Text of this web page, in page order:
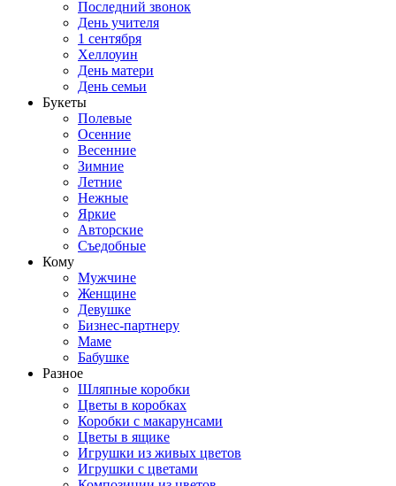
Последний звонок
День учителя
1 сентября
Хеллоуин
День матери
День семьи
Букеты
Полевые
Осенние
Весенние
Зимние
Летние
Нежные
Яркие
Авторские
Съедобные
Кому
Мужчине
Женщине
Девушке
Бизнес-партнеру
Маме
Бабушке
Разное
Шляпные коробки
Цветы в коробках
Коробки с макарунсами
Цветы в ящике
Игрушки из живых цветов
Игрушки с цветами